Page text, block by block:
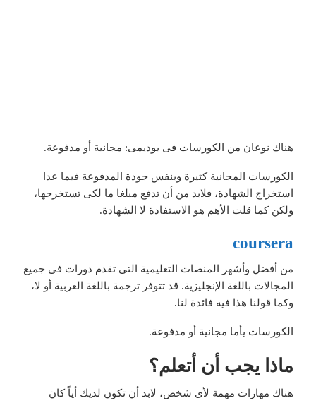
هناك نوعان من الكورسات فى يوديمى: مجانية أو مدفوعة.
الكورسات المجانية كثيرة وبنفس جودة المدفوعة فيما عدا
استخراج الشهادة، فلابد من أن تدفع مبلغا ما لكى تستخرجها،
ولكن كما قلت الأهم هو الاستفادة لا الشهادة.
coursera
من أفضل وأشهر المنصات التعليمية التى تقدم دورات فى جميع
المجالات باللغة الإنجليزية. قد تتوفر ترجمة باللغة العربية أو لا،
وكما قولنا هذا فيه فائدة لنا.
الكورسات يأما مجانية أو مدفوعة.
ماذا يجب أن أتعلم؟
هناك مهارات مهمة لأى شخص، لابد أن تكون لديك أياً كان